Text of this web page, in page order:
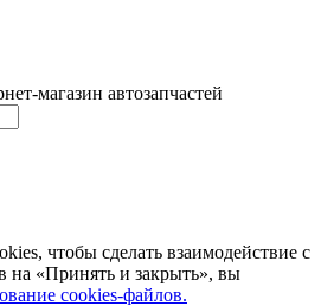
магазин автозапчастей
чтобы сделать взаимодействие с
на «Принять и закрыть», вы
cookies-файлов.